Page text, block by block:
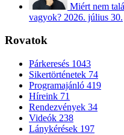
Miért nem
vagyok? 2026. július 30.
Rovatok
Párkeresés 1043
Sikertörténetek 74
Programajánló 419
Híreink 71
Rendezvények 34
Videók 238
Lánykérések 197